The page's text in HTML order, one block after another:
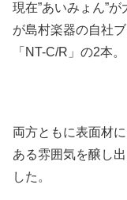
現在”あいみょん”
が島村楽器の自社
「NT-C/R」の2本。
両方ともに表面材
ある雰囲気を醸し
した。